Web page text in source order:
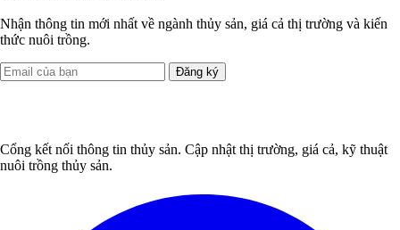
Nhận thông tin mới nhất về ngành thủy sản, giá cả thị trường và kiến
thức nuôi trồng.
Đăng ký
Cổng kết nối thông tin thủy sản. Cập nhật thị trường, giá cả, kỹ thuật
nuôi trồng thủy sản.